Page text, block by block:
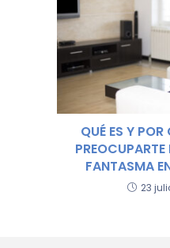
QUÉ ES Y POR
FANTASMA
23